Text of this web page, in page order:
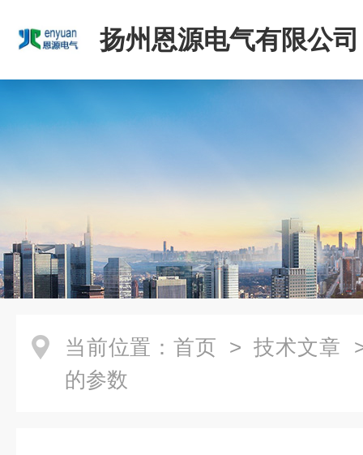
扬州恩源电气有限公司
当前位置： 首页 > 技术文章
的参数